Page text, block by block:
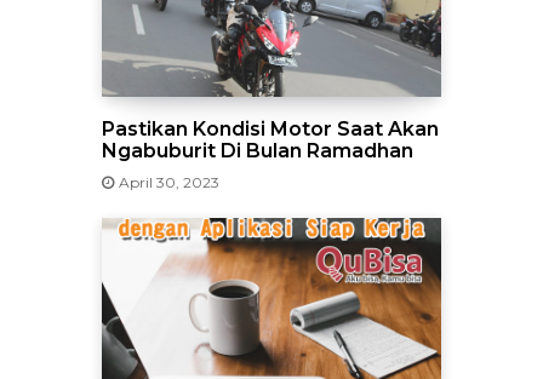
Pastikan Kondisi Motor Saat Akan
Ngabuburit Di Bulan Ramadhan
April 30, 2023